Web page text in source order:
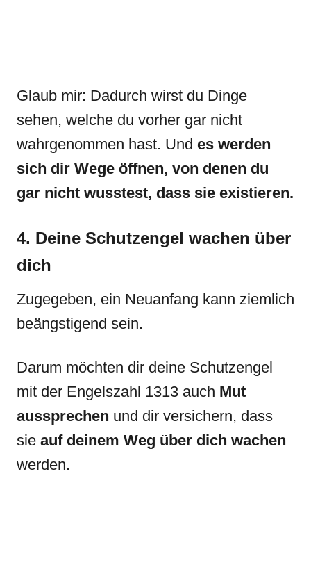
Glaub mir: Dadurch wirst du Dinge
sehen, welche du vorher gar nicht
wahrgenommen hast. Und es werden
sich dir Wege öffnen, von denen du
gar nicht wusstest, dass sie existieren.
4. Deine Schutzengel wachen über
dich
Zugegeben, ein Neuanfang kann ziemlich
beängstigend sein.
Darum möchten dir deine Schutzengel
mit der Engelszahl 1313 auch Mut
aussprechen und dir versichern, dass
sie auf deinem Weg über dich wachen
werden.